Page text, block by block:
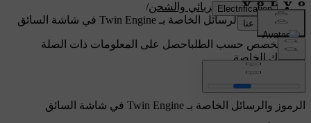
التشغيل الكهربائي والشحن/
الرموز والرسائل الخاصة بـ Twin Engine في شاشة السائق
دعم مخصص حسب الطلباحصل على المعلومات ذات الصلة
بسيارتك الخاصة.
تسجيل الدخول
الرموز والرسائل الخاصة بـ Twin Engine في شاشة السائق